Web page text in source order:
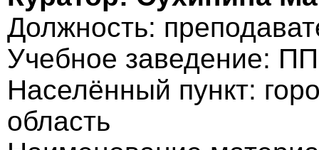
Должность:
Учебное заведение:
Населённый пункт:
область